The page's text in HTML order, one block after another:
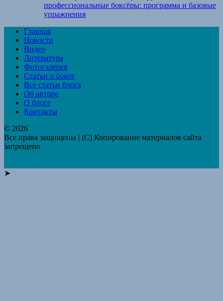
профессиональные боксёры: программа и базовые
упражнения
Главная
Новости
Видео
Литература
Фотогалерея
Статьи о боксе
Все статьи блога
Об авторе
О блоге
Контакты
© 2026
Все права защищены | (C) Копирование материалов сайта
запрещено
➤